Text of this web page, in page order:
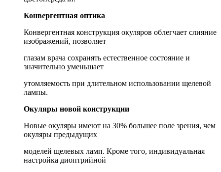
Конвергентная оптика
Конвергентная конструкция окуляров облегчает слияние
изображений, позволяет
глазам врача сохранять естественное состояние и
значительно уменьшает
утомляемость при длительном использовании щелевой
лампы.
Окуляры новой конструкции
Новые окуляры имеют на 30% большее поле зрения, чем
окуляры предыдущих
моделей щелевых ламп. Кроме того, индивидуальная
настройка диоптрийной